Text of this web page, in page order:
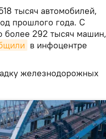
тысяч автомобилей,
прошлого года. С
более 292 тысяч машин,
в инфоцентре
железнодорожных